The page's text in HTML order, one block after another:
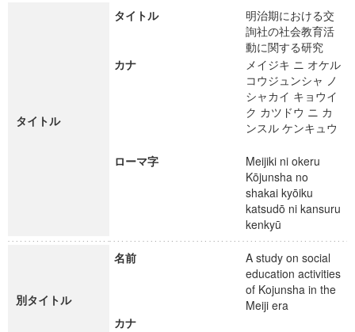
タイトル
タイトル
明治期における交
詢社の社会教育活
動に関する研究
カナ
メイジキ ニ オケル
コウジュンシャ ノ
シャカイ キョウイ
ク カツドウ ニ カ
ンスル ケンキュウ
ローマ字
Meijiki ni okeru
Kōjunsha no
shakai kyōiku
katsudō ni kansuru
kenkyū
別タイトル
名前
A study on social
education activities
of Kojunsha in the
Meiji era
カナ